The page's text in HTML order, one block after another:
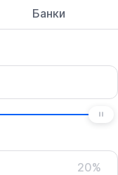
Банки
20%